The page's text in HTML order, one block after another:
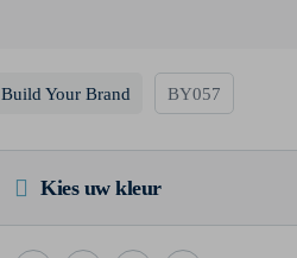
Build Your Brand BY057
Kies uw kleur